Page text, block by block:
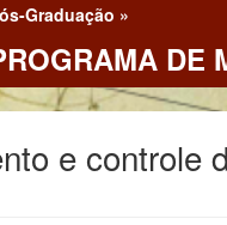
Graduação »
DE
e controle